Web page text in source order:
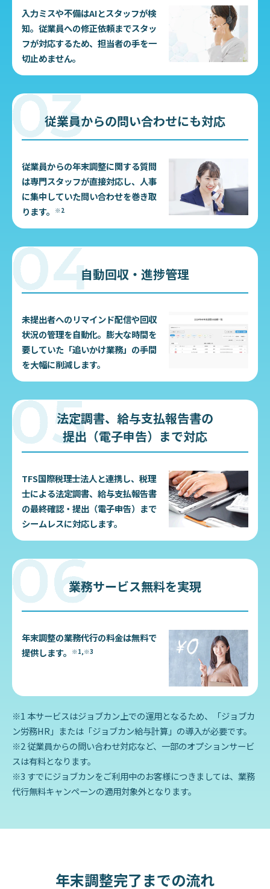
入力ミスや不備はAIとスタッフが検
知。従業員への修正依頼までスタッ
フが対応するため、担当者の手を一
切止めません。
従業員からの問い合わせにも対応
従業員からの年末調整に関する質問
は専門スタッフが直接対応し、人事
に集中していた問い合わせを巻き取
ります。
※2
自動回収・進捗管理
未提出者へのリマインド配信や回収
状況の管理を自動化。膨大な時間を
要していた「追いかけ業務」の手間
を大幅に削減します。
法定調書、給与支払報告書の
提出（電子申告）まで対応
TFS国際税理士法人と連携し、税理
士による法定調書、給与支払報告書
の最終確認・提出（電子申告）まで
シームレスに対応します。
業務サービス無料を実現
年末調整の業務代行の料金は無料で
提供します。
※1,※3
※1 本サービスはジョブカン上での運用となるため、「ジョブカ
ン労務HR」または「ジョブカン給与計算」の導入が必要です。
※2 従業員からの問い合わせ対応など、一部のオプションサービ
スは有料となります。
※3 すでにジョブカンをご利用中のお客様につきましては、業務
代行無料キャンペーンの適用対象外となります。
年末調整完了までの流れ